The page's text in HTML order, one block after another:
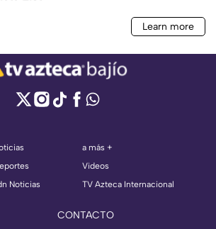
Noticias
a más +
Videos
TV Azteca Internacional
CONTACTO